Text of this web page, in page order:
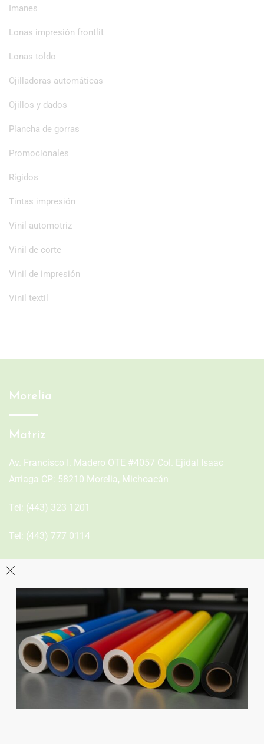
Imanes
Lonas impresión frontlit
Lonas toldo
Ojilladoras automáticas
Ojillos y dados
Plancha de gorras
Promocionales
Rígidos
Tintas impresión
Vinil automotriz
Vinil de corte
Vinil de impresión
Vinil textil
Morelia
Matriz
Av. Francisco I. Madero OTE #4057 Col. Ejidal Isaac
Arriaga CP: 58210 Morelia, Michoacán
Tel: (443) 323 1201
Tel: (443) 777 0114
León
Sucursal
Av del Astillero 129 Centro bodeguero Las Trojes León,
Guanajuato
Tel:(477) 776 8994